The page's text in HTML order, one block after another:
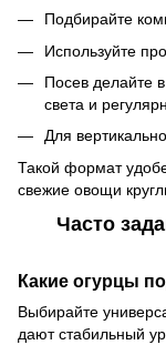
Подбирайте
Используйте
Посев делайте
света и
Для
Такой формат
свежие овощи
Часто
Какие огурцы
Выбирайте
дают стабильный